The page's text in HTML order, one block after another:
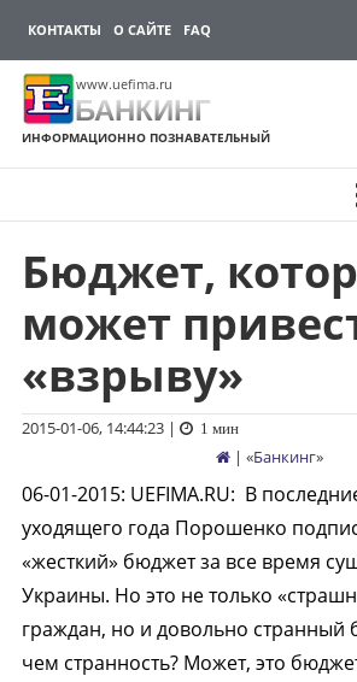
КОНТАКТЫ О САЙТЕ FAQ
www.uefima.ru
БАНКИНГ
ИНФОРМАЦИОННО ПОЗНАВАТЕЛЬНЫЙ
Перейти
содержимому
Бюджет,
может
«взрыву»
2015-01-06, 14:44:23| 1 мин
| «Банкинг»
06-01-2015: UEFIMA.RU: В
уходящего года Порошенко
«жесткий» бюджет за все время
Украины. Но это не только
граждан, но и довольно странный
чем странность? Может, это